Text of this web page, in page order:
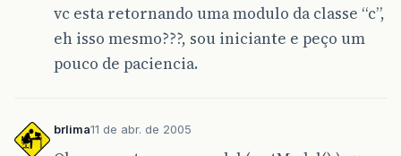
vc esta retornando uma modulo da classe “c”,
eh isso mesmo???, sou iniciante e peço um
pouco de paciencia.
brlima11 de abr. de 2005